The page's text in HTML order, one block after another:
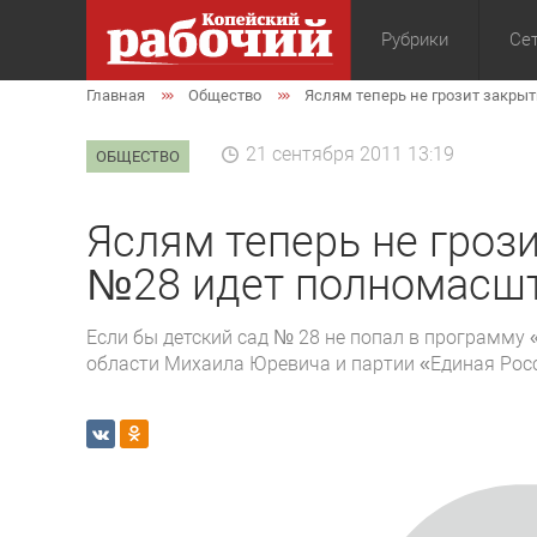
Рубрики
Общество
Главная Общество Яслям теперь не грозит
ОБЩЕСТВО 21 сентября 2011 13:19
Яслям теперь не
№28 идет
Если бы детский сад № 28 не попал в программу
области Михаила Юревича и партии «Единая